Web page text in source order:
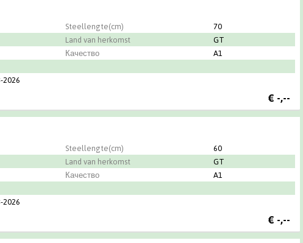
Steellengte(cm)
70
Land van herkomst
GT
Качество
A1
2026
€ -,--
Steellengte(cm)
60
Land van herkomst
GT
Качество
A1
2026
€ -,--